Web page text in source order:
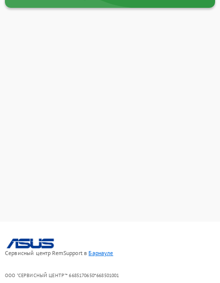
Сервисный центр RemSupport в Барнауле
ООО "СЕРВИСНЫЙ ЦЕНТР"* 6685170650*668501001